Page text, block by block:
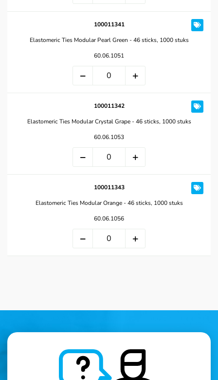
100011341
Elastomeric Ties Modular Pearl Green - 46 sticks, 1000 stuks
60.06.1051
100011342
Elastomeric Ties Modular Crystal Grape - 46 sticks, 1000 stuks
60.06.1053
100011343
Elastomeric Ties Modular Orange - 46 sticks, 1000 stuks
60.06.1056